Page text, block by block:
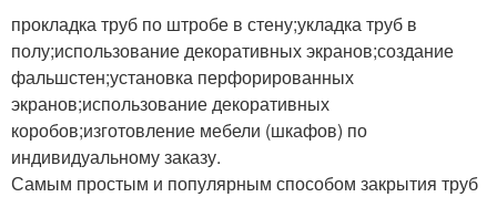
прокладка труб по штробе в стену;укладка труб в
полу;использование декоративных экранов;создание
фальшстен;установка перфорированных
экранов;использование декоративных
коробов;изготовление мебели (шкафов) по
индивидуальному заказу.
Самым простым и популярным способом закрытия труб